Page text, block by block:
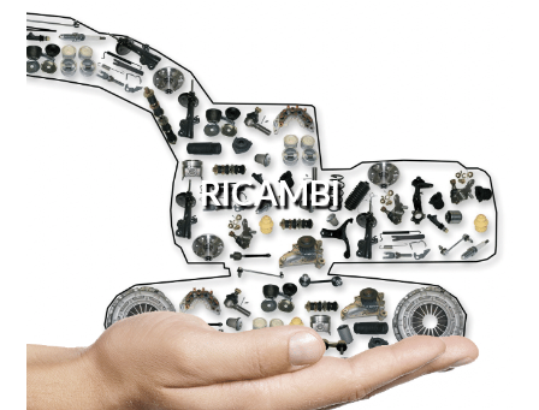
RICAMBI